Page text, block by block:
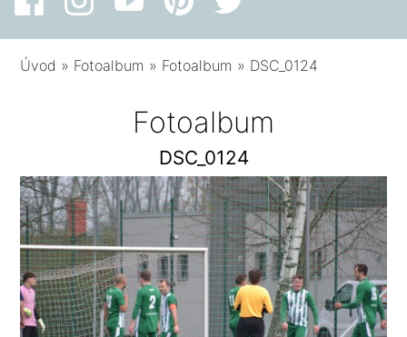
Úvod » Fotoalbum » Fotoalbum » DSC_0124
Fotoalbum
DSC_0124